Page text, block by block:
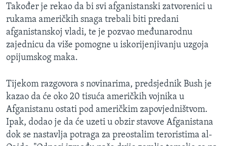
Jezici
Također je rekao da bi svi afganistanski zatvorenici u
rukama američkih snaga trebali biti predani
afganistanskoj vladi, te je pozvao međunarodnu
zajednicu da više pomogne u iskorijenjivanju uzgoja
opijumskog maka.
Tijekom razgovora s novinarima, predsjednik Bush je
kazao da će oko 20 tisuća američkih vojnika u
Afganistanu ostati pod američkim zapovjedništvom.
Ipak, dodao je da će uzeti u obzir stavove Afganistana
dok se nastavlja potraga za preostalim teroristima al-